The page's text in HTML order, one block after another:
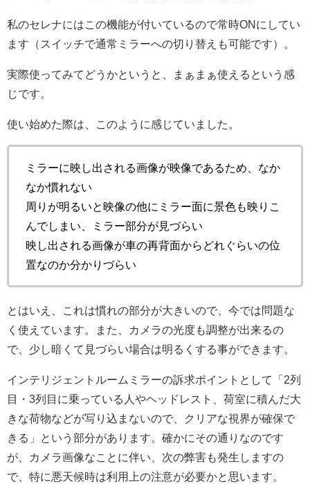
私のセレナにはこの機能が付いているので常時ONにしてい
ます（スイッチで通常ミラーへの切り替えも可能です）。
実際使ってみてどうかというと、まぁまぁ使えるという感
じです。
使い始めた際は、このように感じていました。
ミラーに映し出される画像が映像であるため、なか
なか慣れない
周りが明るいと映像の他にミラー面に景色も映りこ
んでしまい、ミラー部分が見づらい
映し出される画像が車の再背面からどれぐらいの位
置なのか分かりづらい
とはいえ、これは慣れの部分が大きいので、今では問題な
く使えています。また、カメラの光度も調整が出来るの
で、少し暗くて見づらい場合は明るくする事ができます。
インテリジェントルームミラーの訴求ポイントとして「2列
目・3列目に乗っている人やヘッドレスト、荷室に積んだ大
きな荷物などが写り込まないので、クリアな視界が確保で
きる」という部分があります。確かにその通りなのです
が、カメラ画像なことに伴い、次の弊害も発生しますの
で、特に悪天候時は利用上の注意が必要かと思います。